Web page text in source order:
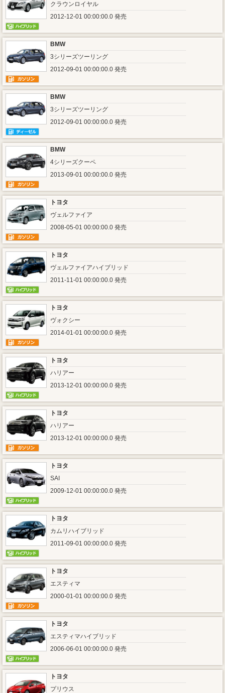
クラウンロイヤル
2012-12-01 00:00:00.0 発売
BMW
3シリーズツーリング
2012-09-01 00:00:00.0 発売
BMW
3シリーズツーリング
2012-09-01 00:00:00.0 発売
BMW
4シリーズクーペ
2013-09-01 00:00:00.0 発売
トヨタ
ヴェルファイア
2008-05-01 00:00:00.0 発売
トヨタ
ヴェルファイアハイブリッド
2011-11-01 00:00:00.0 発売
トヨタ
ヴォクシー
2014-01-01 00:00:00.0 発売
トヨタ
ハリアー
2013-12-01 00:00:00.0 発売
トヨタ
ハリアー
2013-12-01 00:00:00.0 発売
トヨタ
SAI
2009-12-01 00:00:00.0 発売
トヨタ
カムリハイブリッド
2011-09-01 00:00:00.0 発売
トヨタ
エスティマ
2000-01-01 00:00:00.0 発売
トヨタ
エスティマハイブリッド
2006-06-01 00:00:00.0 発売
トヨタ
プリウス